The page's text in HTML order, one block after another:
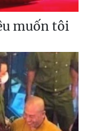
muốn tôi